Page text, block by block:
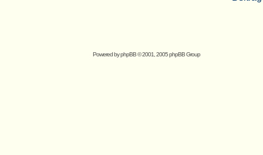
Powered byphpBB© 2001, 2005 phpBB Group